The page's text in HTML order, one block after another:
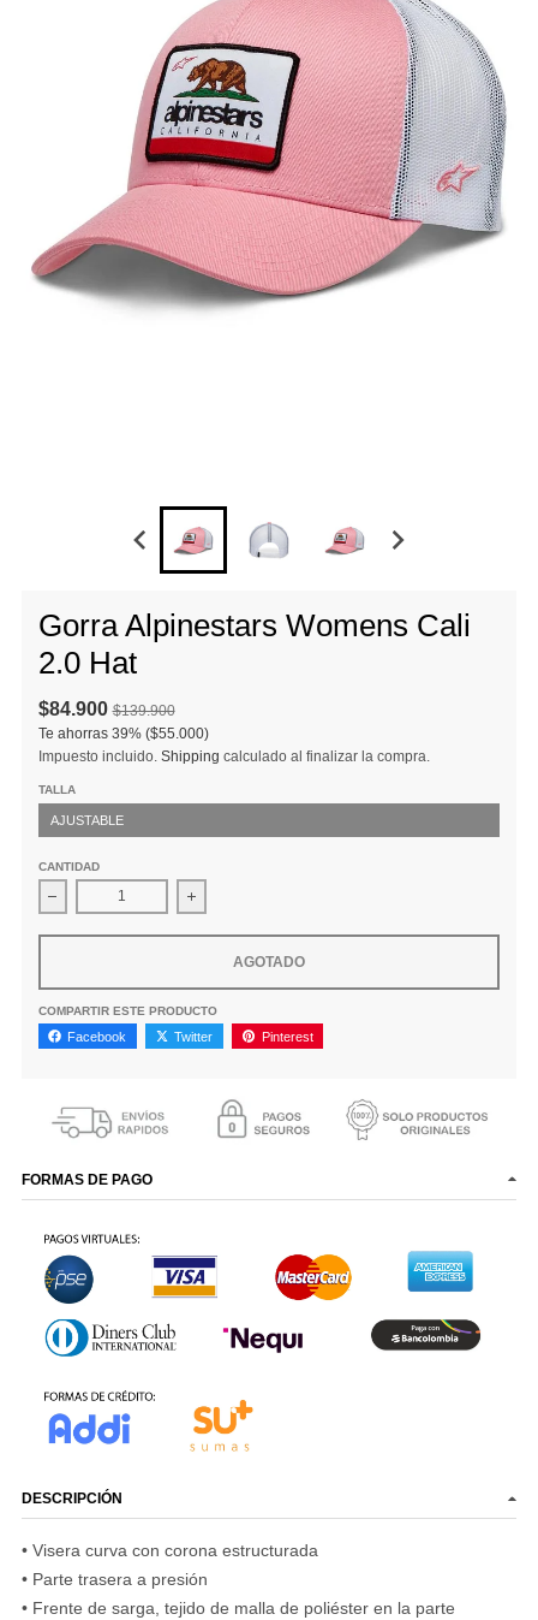
Gorra Alpinestars Womens Cali
2.0 Hat
$84.900$139.900
Te ahorras 39% ($55.000)
Impuesto incluido. Shipping calculado al finalizar la compra.
TALLA
AJUSTABLE
CANTIDAD
Disminuir cantidad para Gorra Alpinestars Womens Cali 2.0 Hat
Aumentar la cantidad para Gorra Alpinestars
AGOTADO
COMPARTIR ESTE PRODUCTO
Facebook Twitter Pinterest
FORMAS DE PAGO
DESCRIPCIÓN
• Visera curva con corona estructurada
• Parte trasera a presión
• Frente de sarga, tejido de malla de poliéster en la parte